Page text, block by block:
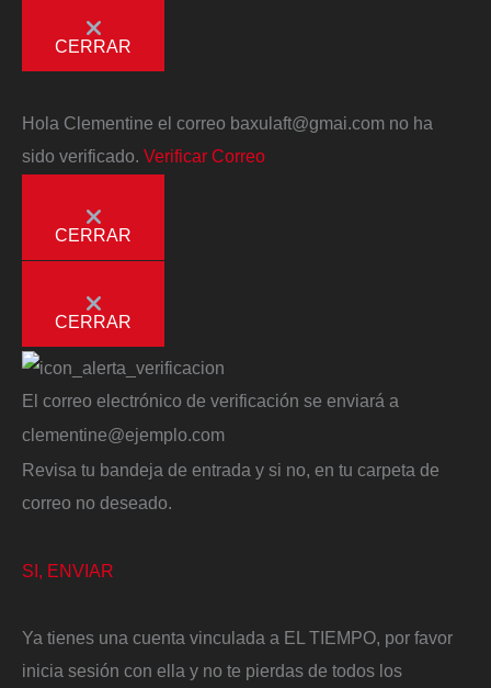
CERRAR
Hola Clementine el correo baxulaft@gmai.com no ha
sido verificado. Verificar Correo
CERRAR
CERRAR
El correo electrónico de verificación se enviará a
clementine@ejemplo.com
Revisa tu bandeja de entrada y si no, en tu carpeta de
correo no deseado.
SI, ENVIAR
Ya tienes una cuenta vinculada a EL TIEMPO, por favor
inicia sesión con ella y no te pierdas de todos los